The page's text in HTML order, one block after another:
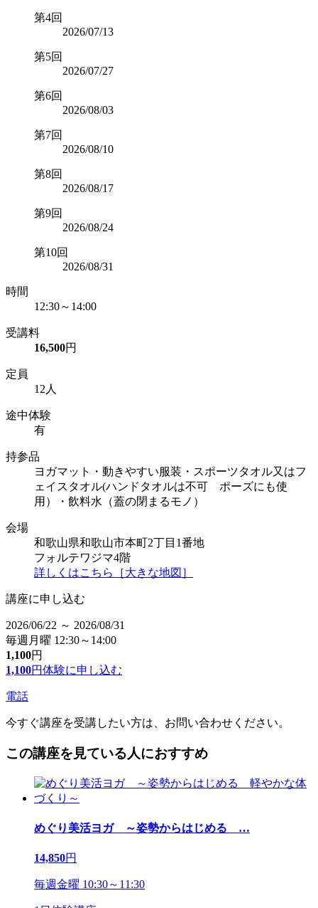
第4回
2026/07/13
第5回
2026/07/27
第6回
2026/08/03
第7回
2026/08/10
第8回
2026/08/17
第9回
2026/08/24
第10回
2026/08/31
時間
12:30～14:00
受講料
16,500円
定員
12人
途中体験
有
持参品
ヨガマット・動きやすい服装・スポーツタオル又はフ
ェイスタオル(ハンドタオルは不可 ポーズにも使
用）・飲料水（蓋の閉まるモノ）
会場
和歌山県和歌山市本町2丁目1番地
フォルテワジマ4階
詳しくはこちら［大きな地図］
講座に申し込む
2026/06/22 ～ 2026/08/31
毎週月曜 12:30～14:00
1,100円
1,100円体験に申し込む
電話
今すぐ講座を受講したい方は、お問い合わせください。
この講座を見ている人におすすめ
めぐり美活ヨガ ～姿勢からはじめる …
14,850円
毎週金曜 10:30～11:30